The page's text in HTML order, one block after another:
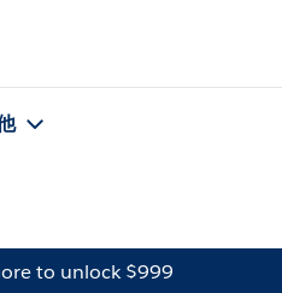
to unlock $999